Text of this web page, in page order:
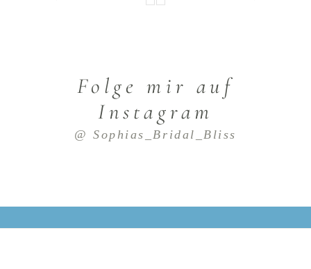
Folge mir auf
Instagram
@ Sophias_Bridal_Bliss